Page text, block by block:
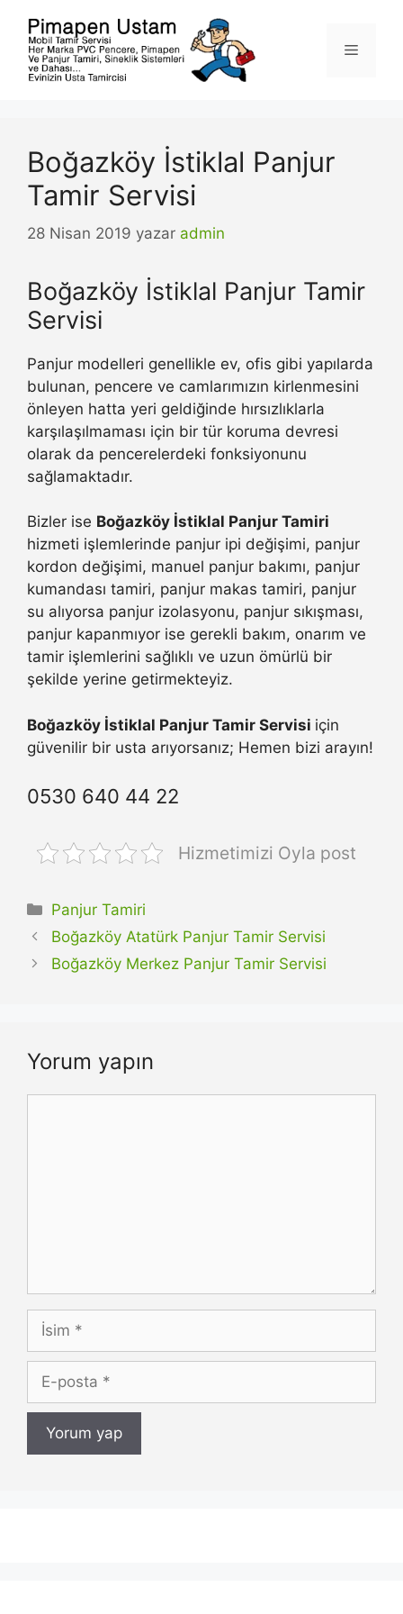
Menü
Boğazköy İstiklal Panjur
Tamir Servisi
28 Nisan 2019 yazar admin
Boğazköy İstiklal Panjur Tamir
Servisi
Panjur modelleri genellikle ev, ofis gibi yapılarda
bulunan, pencere ve camlarımızın kirlenmesini
önleyen hatta yeri geldiğinde hırsızlıklarla
karşılaşılmaması için bir tür koruma devresi
olarak da pencerelerdeki fonksiyonunu
sağlamaktadır.
Bizler ise Boğazköy İstiklal Panjur Tamiri
hizmeti işlemlerinde panjur ipi değişimi, panjur
kordon değişimi, manuel panjur bakımı, panjur
kumandası tamiri, panjur makas tamiri, panjur
su alıyorsa panjur izolasyonu, panjur sıkışması,
panjur kapanmıyor ise gerekli bakım, onarım ve
tamir işlemlerini sağlıklı ve uzun ömürlü bir
şekilde yerine getirmekteyiz.
Boğazköy İstiklal Panjur Tamir Servisi için
güvenilir bir usta arıyorsanız; Hemen bizi arayın!
0530 640 44 22
Hizmetimizi Oyla post
Kategoriler
Panjur Tamiri
Boğazköy Atatürk Panjur Tamir Servisi
Boğazköy Merkez Panjur Tamir Servisi
Yorum yapın
İsim
posta